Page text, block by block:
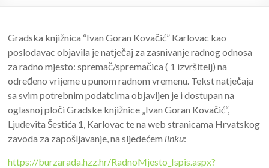
Gradska knjižnica “Ivan Goran Kovačić” Karlovac kao
poslodavac objavila je natječaj za zasnivanje radnog odnosa
za radno mjesto: spremač/spremačica ( 1 izvršitelj) na
određeno vrijeme u punom radnom vremenu. Tekst natječaja
sa svim potrebnim podatcima objavljen je i dostupan na
oglasnoj ploči Gradske knjižnice „Ivan Goran Kovačić“,
Ljudevita Šestića 1, Karlovac te na web stranicama Hrvatskog
zavoda za zapošljavanje, na sljedećem linku:
https://burzarada.hzz.hr/RadnoMjesto_Ispis.aspx?